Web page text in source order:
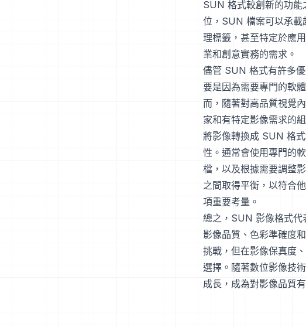
SUN 格式較創新的功能
位，SUN 檔案可以承載
理標籤，甚至特定於應
業和創意實務的需求。
儘管 SUN 格式有許多
要是因為需要專門的軟
而，隨著對高品質視覺
家和有特定影像需求的
將影像轉換成 SUN 格
性。通常會使用專門的
檔，以及根據需要調整
之間取得平衡，以符合
項重要考量。
總之，SUN 影像格式代
影像品質、色彩準確度
挑戰，但在影像保真度
選擇。隨著數位影像技
成長，成為對影像品質